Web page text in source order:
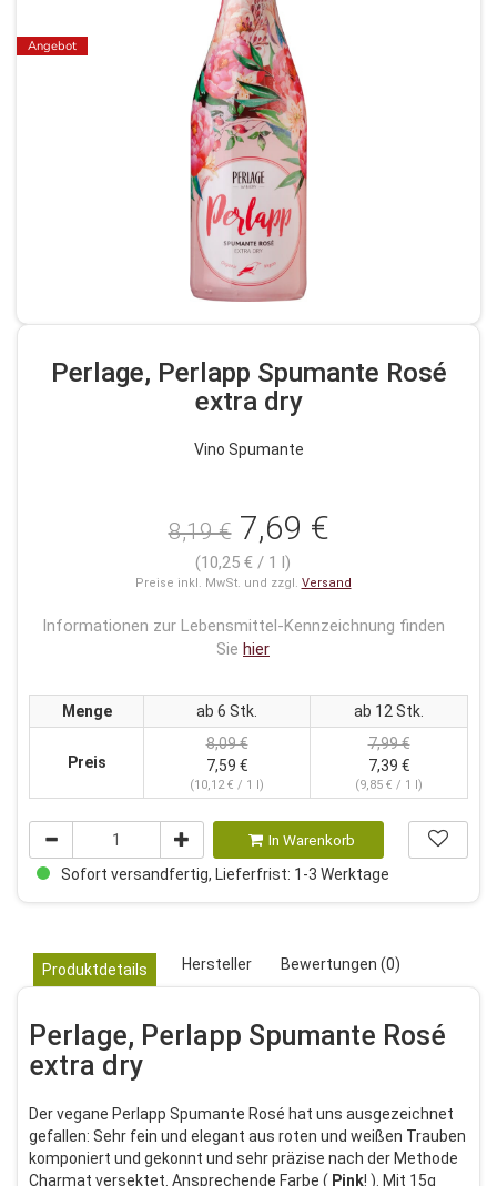
Angebot
Perlage, Perlapp Spumante Rosé
extra dry
Vino Spumante
8,19 €7,69 €
(10,25 € / 1 l)
Preise inkl. MwSt. und zzgl. Versand
Informationen zur Lebensmittel-Kennzeichnung finden
Sie hier
Menge ab 6 Stk. ab 12 Stk.
Preis
8,09 €
7,59 €
(10,12 € / 1 l)
7,99 €
7,39 €
(9,85 € / 1 l)
In Warenkorb
Sofort versandfertig, Lieferfrist: 1-3 Werktage
Produktdetails Hersteller Bewertungen (0)
Perlage, Perlapp Spumante Rosé
extra dry
Der vegane Perlapp Spumante Rosé hat uns ausgezeichnet
gefallen: Sehr fein und elegant aus roten und weißen Trauben
komponiert und gekonnt und sehr präzise nach der Methode
Charmat versektet. Ansprechende Farbe ( Pink! ). Mit 15g